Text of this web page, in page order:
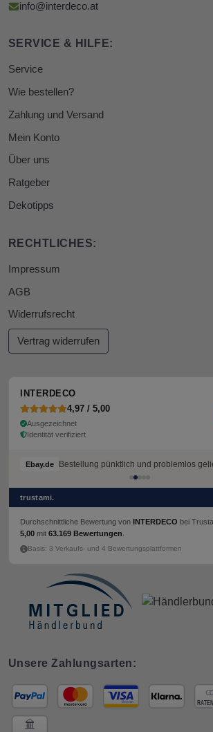
info@interdeco.at
SERVICE & HILFE:
Service
Wie bestellen?
Zahlung und Versand
Mein Konto
Über uns
Ratgeber
Dekotipps
RECHTLICHES:
Impressum
AGB
Widerrufsrecht
Vertrag widerrufen
INTERDECO
4,97 / 5,00
Ausgezeichnet
Identität verifiziert
Ebay.de Bestellung pünktlich und problemlos
trustami.
Durchschnittliche Bewertung von INTERDECO bei
5,00 mit 63.169 Bewertungen
Basis: 3 Verkaufs- und 4 Bewertungsplattformen
Unsere Zahlungsarten: